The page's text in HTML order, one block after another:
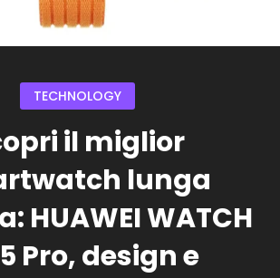
TECHNOLOGY
il miglior
lunga
HUAWEI WATCH
Pro, design e